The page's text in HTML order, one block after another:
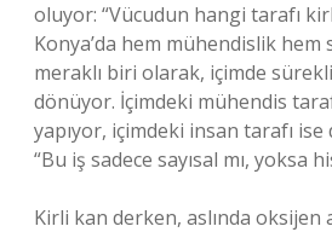
oluyor: “Vücudun hangi tarafı
Konya’da hem mühendislik hem
meraklı biri olarak, içimde
dönüyor. İçimdeki mühendis
yapıyor, içimdeki insan tarafı
“Bu iş sadece sayısal mı, yoksa
Kirli kan derken, aslında oksijen